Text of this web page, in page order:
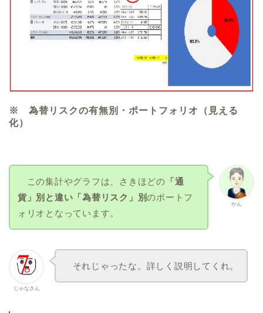
※ 為替リスクの有無別・ポートフォリオ（見える
化）
かん
この集計やグラフは、さきほどの 「通
貨」別と違い「為替リスク」別のポートフ
ォリオとなっています。
じゃなさん
それじゃったな。詳しく説明してくれ。